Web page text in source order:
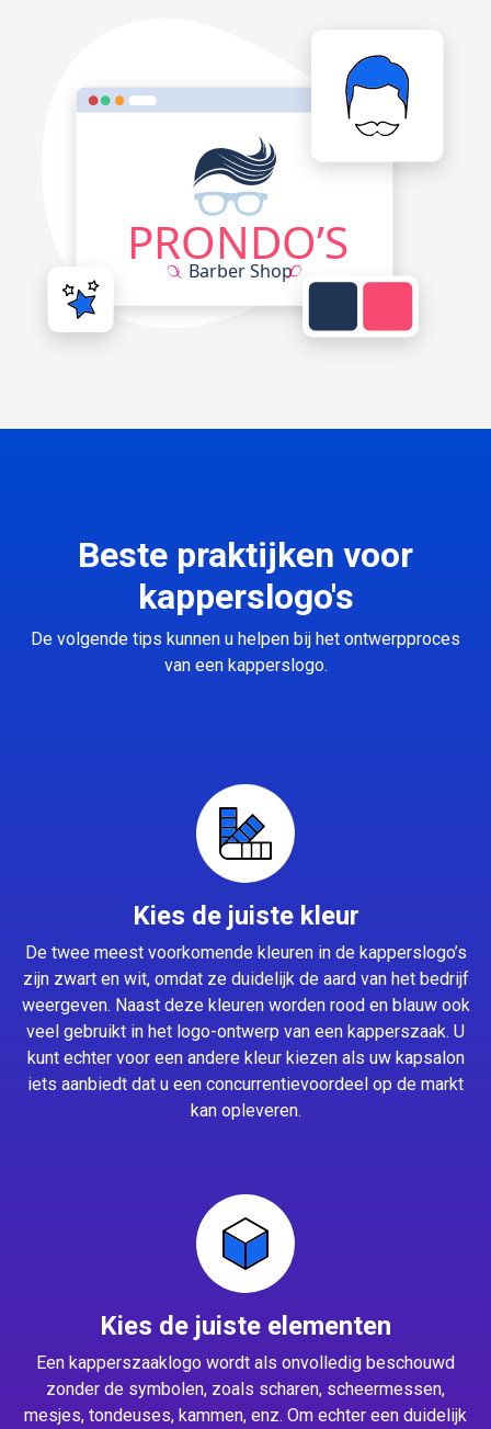
Beste praktijken voor
kapperslogo's
De volgende tips kunnen u helpen bij het ontwerpproces
van een kapperslogo.
Kies de juiste kleur
De twee meest voorkomende kleuren in de kapperslogo’s
zijn zwart en wit, omdat ze duidelijk de aard van het bedrijf
weergeven. Naast deze kleuren worden rood en blauw ook
veel gebruikt in het logo-ontwerp van een kapperszaak. U
kunt echter voor een andere kleur kiezen als uw kapsalon
iets aanbiedt dat u een concurrentievoordeel op de markt
kan opleveren.
Kies de juiste elementen
Een kapperszaaklogo wordt als onvolledig beschouwd
zonder de symbolen, zoals scharen, scheermessen,
mesjes, tondeuses, kammen, enz. Om echter een duidelijk